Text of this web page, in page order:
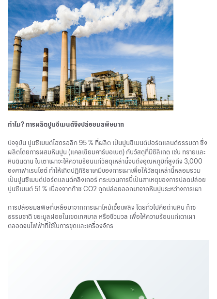
ทำไม? การผลิตปูนซีเมนต์จึงปล่อยมลพิษมาก
ปัจจุบัน ปูนซีเมนต์ไฮดรอลิก 95 % ที่ผลิต เป็นปูนซีเมนต์ปอร์ตแลนด์ธรรมดา ซึ่ง
ผลิตโดยการผสมหินปูน (แคลเซียมคาร์บอเนต) กับวัสดุที่มีซิลิเกต เช่น ทรายและ
หินดินดาน ในเตาเผาจะให้ความร้อนแก่วัสดุเหล่านี้จนถึงอุณหภูมิที่สูงถึง 3,000
องศาฟาเรนไฮต์ ทำให้เกิดปฏิกิริยาเคมีของการเผาเพื่อให้วัสดุเหล่านี้หลอมรวม
เป็นปูนซีเมนต์ปอร์ตแลนด์คลิงเกอร์ กระบวนการนี้เป็นสาเหตุของการปลดปล่อย
ปูนซีเมนต์ 51 % เนื่องจากก๊าซ CO2 ถูกปล่อยออกมาจากหินปูนระหว่างการเผา
การปล่อยมลพิษที่เหลือมาจากการเผาไหม้เชื้อเพลิง โดยทั่วไปคือถ่านหิน ก๊าซ
ธรรมชาติ ขยะมูลฝอยในเขตเทศบาล หรือชีวมวล เพื่อให้ความร้อนแก่เตาเผา
ตลอดจนไฟฟ้าที่ใช้ในการขุดและเครื่องจักร